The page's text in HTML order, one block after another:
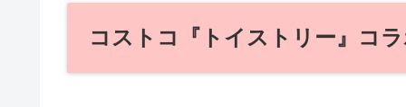
コストコ『トイストリー』コ